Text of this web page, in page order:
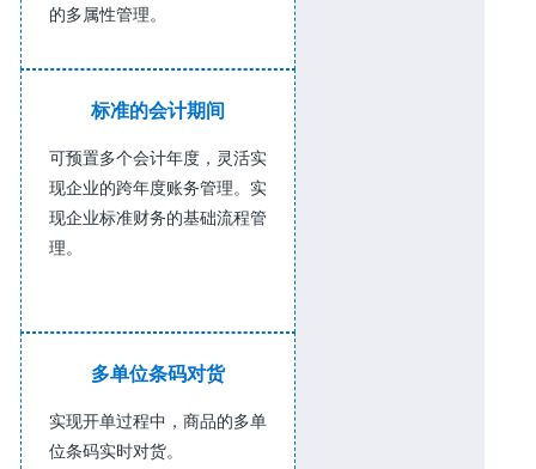
的多属性管理。
标准的会计期间
可预置多个会计年度，灵活实
现企业的跨年度账务管理。实
现企业标准财务的基础流程管
理。
多单位条码对货
实现开单过程中，商品的多单
位条码实时对货。